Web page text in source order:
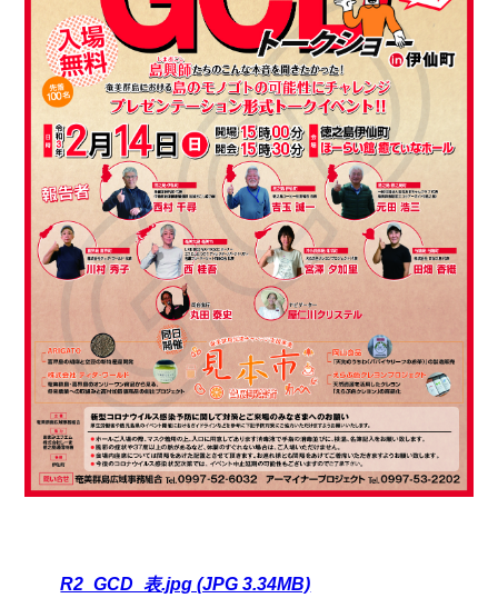
R2_GCD_表.jpg (JPG 3.34MB)